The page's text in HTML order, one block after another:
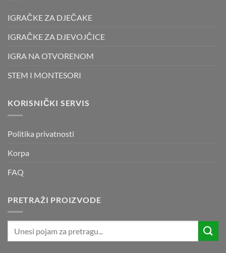
IGRAČKE ZA DJEČAKE
IGRAČKE ZA DJEVOJČICE
IGRA NA OTVORENOM
STEM I MONTESORI
KORISNIČKI SERVIS
Politika privatnosti
Korpa
FAQ
PRETRAŽI PROIZVODE